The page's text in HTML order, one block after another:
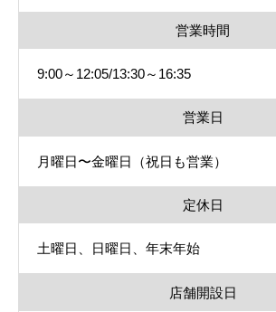
営業時間
9:00～12:05/13:30～16:35
営業日
月曜日〜金曜日（祝日も営業）
定休日
土曜日、日曜日、年末年始
店舗開設日